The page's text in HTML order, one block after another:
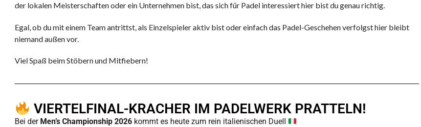
der lokalen Meisterschaften oder ein Unternehmen bist, das sich für Padel interessiert hier bist du genau richtig.
Egal, ob du mit einem Team antrittst, als Einzelspieler aktiv bist oder einfach das Padel-Geschehen verfolgst hier bleibt
niemand außen vor.
Viel Spaß beim Stöbern und Mitfiebern!
VIERTELFINAL-KRACHER IM PADELWERK PRATTELN!
Bei der Men’s Championship 2026 kommt es heute zum rein italienischen Duell